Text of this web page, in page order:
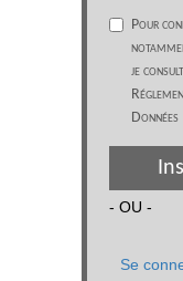
Pour
je
Données
- OU -
Se